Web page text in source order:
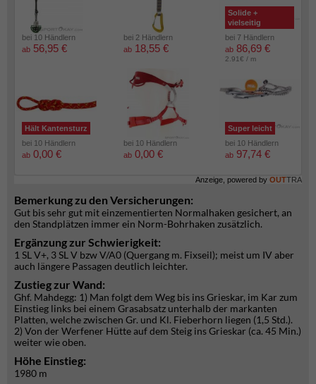
bei 10 Händlern
ab 56,95 €
bei 2 Händlern
ab 18,55 €
Solide +
vielseitig
bei 7 Händlern
ab 86,69 €
2.91€ / m
Hält Kantensturz
bei 10 Händlern
ab 0,00 €
bei 10 Händlern
ab 0,00 €
Super leicht
bei 10 Händlern
ab 97,74 €
Anzeige, powered by OUTTRA
Bemerkung zu den Versicherungen:
Gut bis sehr gut mit einzementierten Normalhaken gesichert, an
den Standplätzen immer ein Norm-Bohrhaken zusätzlich.
Ergänzung zur Schwierigkeit:
1 SL V+, 3 SL V bzw V/A0 (Quergang m. Fixseil); meist um IV aber
auch längere Passagen deutlich leichter.
Zustieg zur Wand:
Ghf. Mahdegg: 1) Man folgt dem Weg bis ins Grieskar, im Kar zum
Einstieg links bei einem Grasabsatz unterhalb der markanten
Platten, welche zwischen Gr. und Kl. Fieberhorn liegen (1,5 Std.).
2) Von der Werfener Hütte auf dem Steig ins Grieskar (ca. 45 Min.)
weiter wie oben.
Höhe Einstieg:
1980 m